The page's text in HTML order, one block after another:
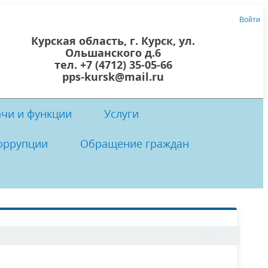
Войти
Курская область, г. Курск, ул.
Ольшанского д.6
тел. +7 (4712) 35-05-66
pps-kursk@mail.ru
и функции Услуги
Обращение граждан